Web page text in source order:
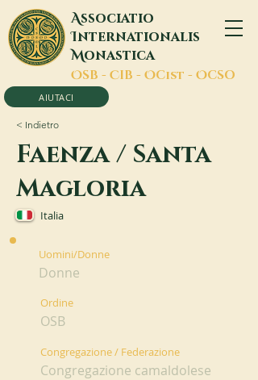
Associatio
Internationalis
Monastica
OSB - CIB - OCist - OCSO
AIUTACI
< Indietro
Faenza / Santa
Magloria
Italia
Uomini/Donne
Donne
Ordine
OSB
Congregazione / Federazione
Congregazione camaldolese